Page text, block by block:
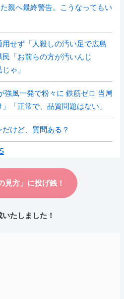
親へ最終警告。こうなってもい
せず「人殺しの汚い足で広島
「お前らの方が汚いんじ
ゃ」
強風一発で粉々に 鉄筋ゼロ 当局
「正常で、品質問題はない」
けど、質問ある？
いたしました！